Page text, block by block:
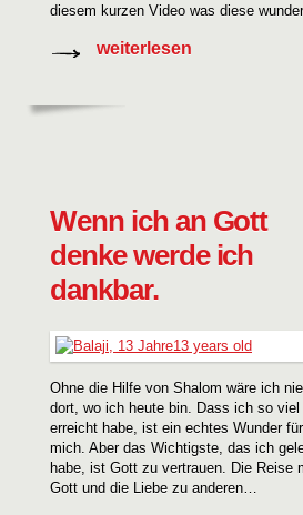
diesem kurzen Video was diese
weiterlesen
Wenn ich an Gott
denke werde ich
dankbar.
Ohne die Hilfe von Shalom wäre ich
dort, wo ich heute bin. Dass ich so viel
erreicht habe, ist ein echtes Wunder für
mich. Aber das Wichtigste, das ich
habe, ist Gott zu vertrauen. Die Reise
Gott und die Liebe zu anderen…